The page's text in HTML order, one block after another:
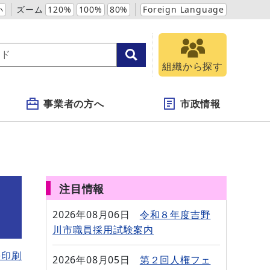
ズーム 120% 100% 80% Foreign Language
組織から探す
事業者の方へ 市政情報
刷
注目情報
2026年08月06日
令和８年度吉野
川市職員採用試験案内
2026年08月05日
第２回人権フェ